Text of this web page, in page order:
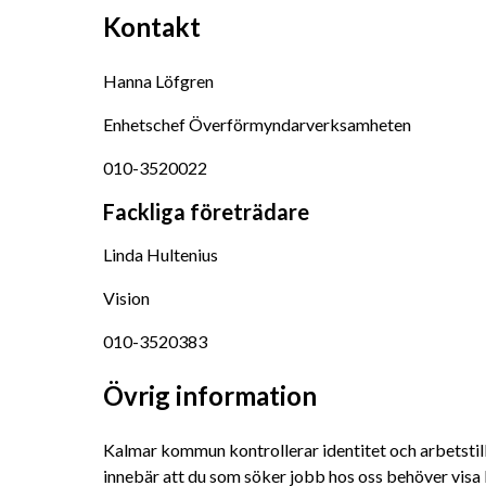
Kontakt
Hanna Löfgren
Enhetschef Överförmyndarverksamheten
010-3520022
Fackliga företrädare
Linda Hultenius
Vision
010-3520383
Övrig information
Kalmar kommun kontrollerar identitet och
innebär att du som söker jobb hos oss behöver